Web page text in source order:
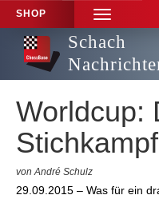
SHOP
TOGGLE
NAVIGATION
Schach
Worldcup:
Stichkampf
von André Schulz
29.09.2015 – Was für ein